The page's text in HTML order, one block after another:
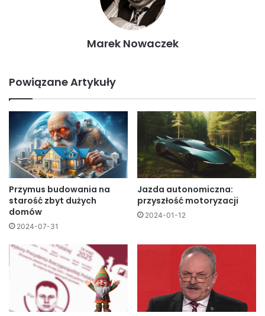
Marek Nowaczek
Powiązane Artykuły
Przymus budowania na
starość zbyt dużych
domów
2024-07-31
Jazda autonomiczna:
przyszłość motoryzacji
2024-01-12